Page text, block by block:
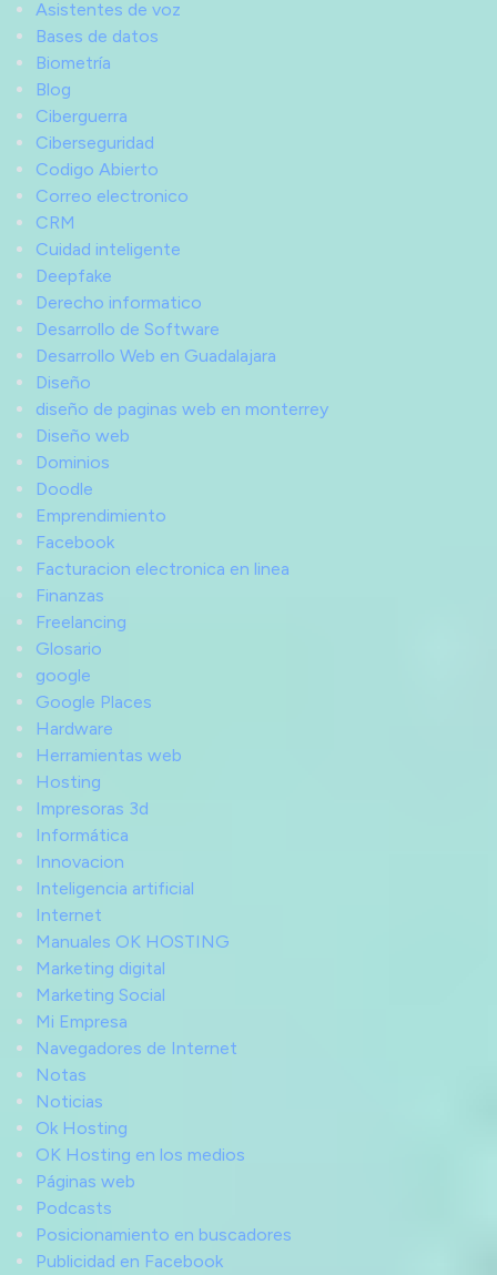
Asistentes de voz
Bases de datos
Biometría
Blog
Ciberguerra
Ciberseguridad
Codigo Abierto
Correo electronico
CRM
Cuidad inteligente
Deepfake
Derecho informatico
Desarrollo de Software
Desarrollo Web en Guadalajara
Diseño
diseño de paginas web en monterrey
Diseño web
Dominios
Doodle
Emprendimiento
Facebook
Facturacion electronica en linea
Finanzas
Freelancing
Glosario
google
Google Places
Hardware
Herramientas web
Hosting
Impresoras 3d
Informática
Innovacion
Inteligencia artificial
Internet
Manuales OK HOSTING
Marketing digital
Marketing Social
Mi Empresa
Navegadores de Internet
Notas
Noticias
Ok Hosting
OK Hosting en los medios
Páginas web
Podcasts
Posicionamiento en buscadores
Publicidad en Facebook